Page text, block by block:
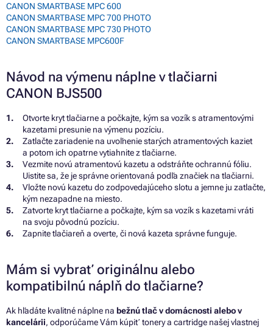
CANON SMARTBASE MPC 600
CANON SMARTBASE MPC 700 PHOTO
CANON SMARTBASE MPC 730 PHOTO
CANON SMARTBASE MPC600F
Návod na výmenu náplne v tlačiarni
CANON BJS500
Otvorte kryt tlačiarne a počkajte, kým sa vozík s atramentovými
kazetami presunie na výmenu pozíciu.
Zatlačte zariadenie na uvoľnenie starých atramentových kaziet
a potom ich opatrne vytiahnite z tlačiarne.
Vezmite novú atramentovú kazetu a odstráňte ochrannú fóliu.
Uistite sa, že je správne orientovaná podľa značiek na tlačiarni.
Vložte novú kazetu do zodpovedajúceho slotu a jemne ju zatlačte,
kým nezapadne na miesto.
Zatvorte kryt tlačiarne a počkajte, kým sa vozík s kazetami vráti
na svoju pôvodnú pozíciu.
Zapnite tlačiareň a overte, či nová kazeta správne funguje.
Mám si vybrať originálnu alebo
kompatibilnú náplň do tlačiarne?
Ak hľadáte kvalitné náplne na bežnú tlač v domácnosti alebo v
kancelárii, odporúčame Vám kúpiť tonery a cartridge našej vlastnej